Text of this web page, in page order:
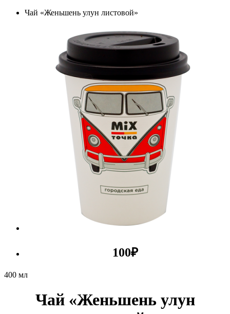
Чай «Женьшень улун листовой»
100₽
400 мл
Чай «Женьшень улун